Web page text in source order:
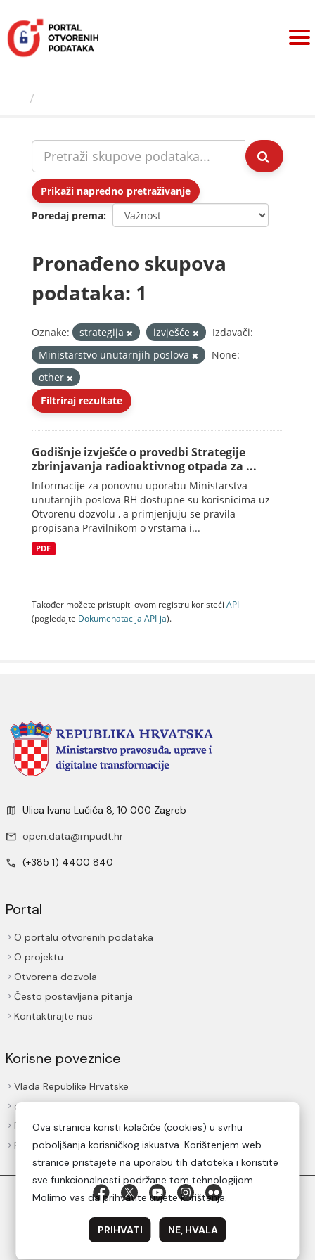
sadržaj
Prikaži napredno pretraživanje
Poredaj prema
Pronađeno skupova
podataka: 1
Oznake: strategija izvješće
Izdavači:
Ministarstvo unutarnjih poslova
None:
other
Filtriraj rezultate
Godišnje izvješće o provedbi Strategije
zbrinjavanja radioaktivnog otpada za ...
Informacije za ponovnu uporabu Ministarstva
unutarnjih poslova RH dostupne su korisnicima uz
Otvorenu dozvolu , a primjenjuju se pravila
propisana Pravilnikom o vrstama i...
PDF
Također možete pristupiti ovom registru koristeći API
(pogledajte Dokumenаtаcijа API-jа).